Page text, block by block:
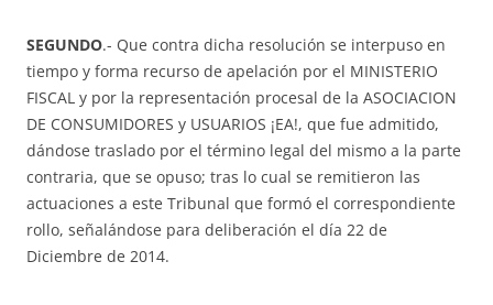
SEGUNDO.- Que contra dicha resolución se interpuso en
tiempo y forma recurso de apelación por el MINISTERIO
FISCAL y por la representación procesal de la ASOCIACION
DE CONSUMIDORES y USUARIOS ¡EA!, que fue admitido,
dándose traslado por el término legal del mismo a la parte
contraria, que se opuso; tras lo cual se remitieron las
actuaciones a este Tribunal que formó el correspondiente
rollo, señalándose para deliberación el día 22 de
Diciembre de 2014.